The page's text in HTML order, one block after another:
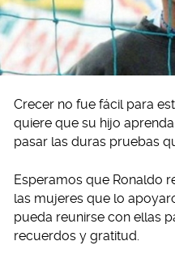
Crecer no fue fácil para
quiere que su hijo
pasar las duras pruebas
Esperamos que Ronaldo
las mujeres que lo
pueda reunirse con ellas
recuerdos y gratitud.